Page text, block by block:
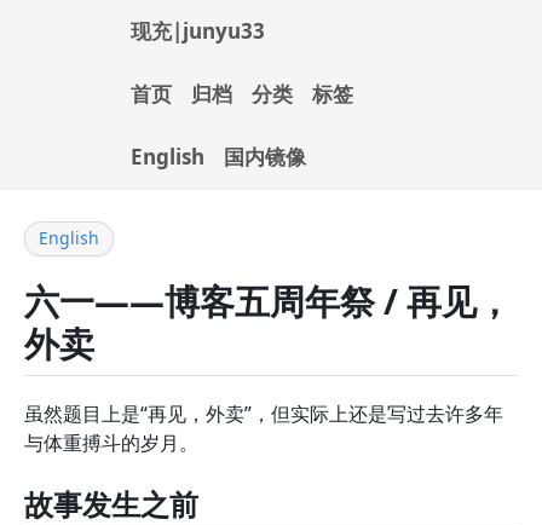
现充|junyu33
首页 归档 分类 标签
English 国内镜像
English
六一——博客五周年祭 / 再见，
外卖
虽然题目上是“再见，外卖”，但实际上还是写过去许多年
与体重搏斗的岁月。
故事发生之前